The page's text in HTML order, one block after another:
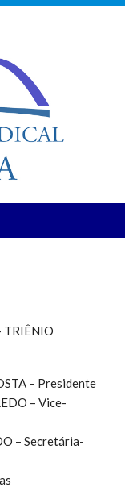
TRIÊNIO
– Presidente
– Vice-
– Secretária-